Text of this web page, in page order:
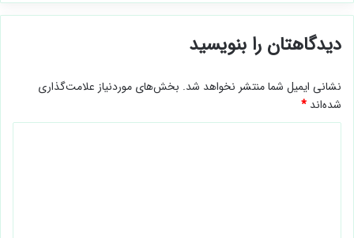
دیدگاهتان را بنویسید
نشانی ایمیل شما منتشر نخواهد شد. بخش‌های موردنیاز علامت‌گذاری
شده‌اند *